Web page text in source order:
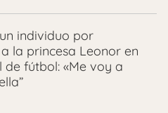
individuo por
la princesa Leonor en
de fútbol: «Me voy a